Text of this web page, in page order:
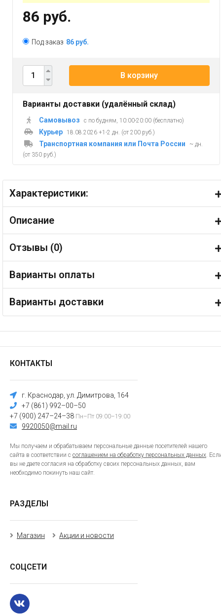
86 руб.
Под заказ 86 руб.
В корзину
Варианты доставки (удалённый склад)
Самовывоз с по будням, 10:00-20:00 (бесплатно)
Курьер 18.08.2026 +1-2 дн. (от 200 руб.)
Транспортная компания или Почта России
~ дн.
(от 350 руб.)
Характеристики:
Описание
Отзывы (0)
Варианты оплаты
Варианты доставки
КОНТАКТЫ
г. Краснодар, ул. Димитрова, 164
+7 (861) 992–00–50
+7 (900) 247–24–38 Пн–Пт 09:00–19:00
9920050@mail.ru
Мы получаем и обрабатываем персональные данные посетителей нашего
сайта в соответствии с соглашением на обработку персональных данных.
вы не даете согласия на обработку своих персональных данных, вам
необходимо покинуть наш сайт.
РАЗДЕЛЫ
Магазин Акции и новости
СОЦСЕТИ